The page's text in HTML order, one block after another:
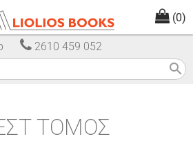
(0)
2610 459 052
search
ΤΟΜΟΣ